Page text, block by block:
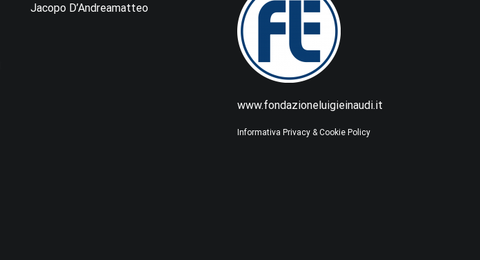
Jacopo D’Andreamatteo
www.fondazioneluigieinaudi.it
Informativa Privacy & Cookie Policy